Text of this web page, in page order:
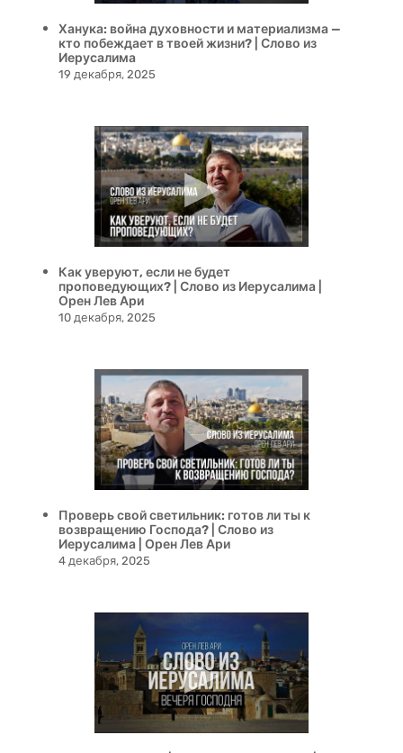
Ханука: война духовности и материализма —
кто побеждает в твоей жизни? | Слово из
Иерусалима
19 декабря, 2025
Как уверуют, если не будет
проповедующих? | Слово из Иерусалима |
Орен Лев Ари
10 декабря, 2025
Проверь свой светильник: готов ли ты к
возвращению Господа? | Слово из
Иерусалима | Орен Лев Ари
4 декабря, 2025